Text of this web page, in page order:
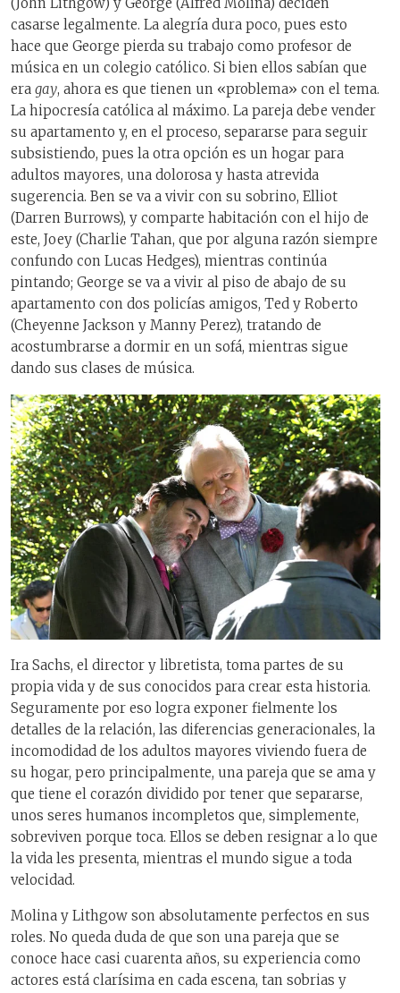
casarse legalmente. La alegría dura poco, pues esto
hace que George pierda su trabajo como profesor de
música en un colegio católico. Si bien ellos sabían que
era gay, ahora es que tienen un «problema» con el tema.
La hipocresía católica al máximo. La pareja debe vender
su apartamento y, en el proceso, separarse para seguir
subsistiendo, pues la otra opción es un hogar para
adultos mayores, una dolorosa y hasta atrevida
sugerencia. Ben se va a vivir con su sobrino, Elliot
(Darren Burrows), y comparte habitación con el hijo de
este, Joey (Charlie Tahan, que por alguna razón siempre
confundo con Lucas Hedges), mientras continúa
pintando; George se va a vivir al piso de abajo de su
apartamento con dos policías amigos, Ted y Roberto
(Cheyenne Jackson y Manny Perez), tratando de
acostumbrarse a dormir en un sofá, mientras sigue
dando sus clases de música.
Ira Sachs, el director y libretista, toma partes de su
propia vida y de sus conocidos para crear esta historia.
Seguramente por eso logra exponer fielmente los
detalles de la relación, las diferencias generacionales, la
incomodidad de los adultos mayores viviendo fuera de
su hogar, pero principalmente, una pareja que se ama y
que tiene el corazón dividido por tener que separarse,
unos seres humanos incompletos que, simplemente,
sobreviven porque toca. Ellos se deben resignar a lo que
la vida les presenta, mientras el mundo sigue a toda
velocidad.
Molina y Lithgow son absolutamente perfectos en sus
roles. No queda duda de que son una pareja que se
conoce hace casi cuarenta años, su experiencia como
actores está clarísima en cada escena, tan sobrias y